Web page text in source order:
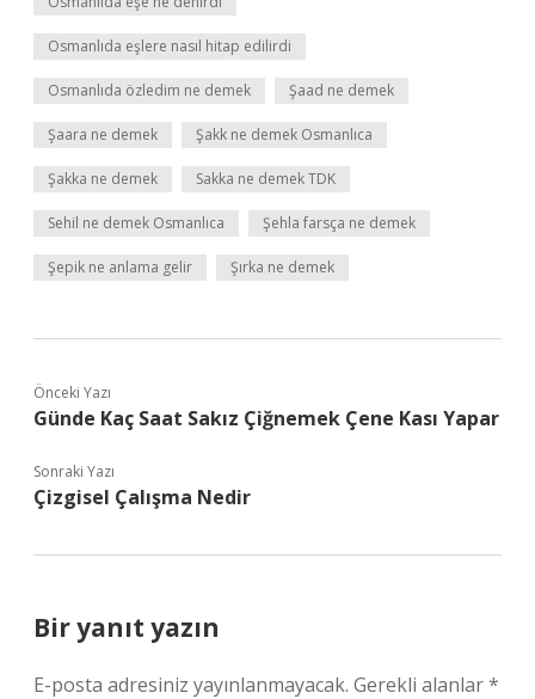
Osmanlıda eşlere nasıl hitap edilirdi
Osmanlıda özledim ne demek Şaad ne demek
Şaara ne demek Şakk ne demek Osmanlıca
Şakka ne demek Sakka ne demek TDK
Sehil ne demek Osmanlıca Şehla farsça ne demek
Şepik ne anlama gelir Şırka ne demek
Önceki Yazı
Günde Kaç Saat Sakız Çiğnemek Çene Kası Yapar
Sonraki Yazı
Çizgisel Çalışma Nedir
Bir yanıt yazın
E-posta adresiniz yayınlanmayacak. Gerekli alanlar*